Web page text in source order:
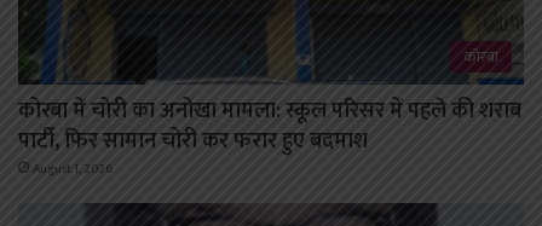
कोरबा
कोरबा में चोरी का अनोखा मामला: स्कूल परिसर में पहले की शराब
पार्टी, फिर सामान चोरी कर फरार हुए बदमाश
August 1, 2026